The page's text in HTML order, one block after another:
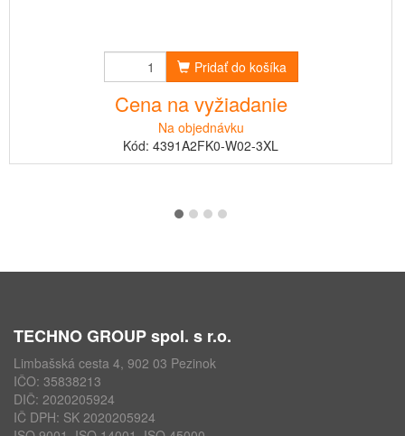
Pridať do košíka
Cena na vyžiadanie
Na objednávku
Kód: 4391A2FK0-W02-3XL
TECHNO GROUP spol. s r.o.
Limbašská cesta 4, 902 03 Pezinok
IČO: 35838213
DIČ: 2020205924
IČ DPH: SK 2020205924